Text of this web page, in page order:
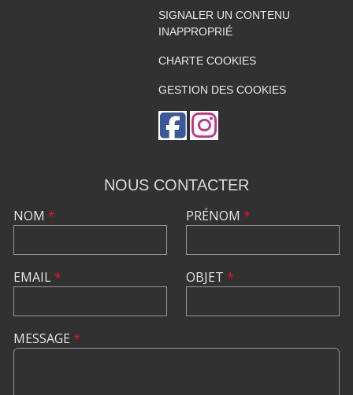
SIGNALER UN CONTENU
INAPPROPRIÉ
CHARTE COOKIES
GESTION DES COOKIES
NOUS CONTACTER
NOM *
EMAIL*
PRÉNOM *
OBJET *
MESSAGE *